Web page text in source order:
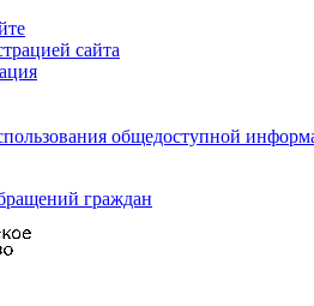
сайта
общедоступной